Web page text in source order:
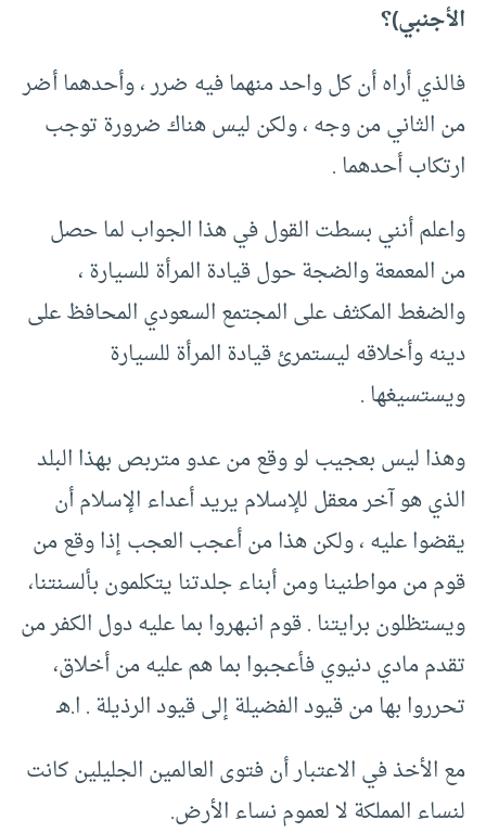
الأجنبي)؟
فالذي أراه أن كل واحد منهما فيه ضرر ، وأحدهما أضر
من الثاني من وجه ، ولكن ليس هناك ضرورة توجب
ارتكاب أحدهما .
واعلم أنني بسطت القول في هذا الجواب لما حصل
من المعمعة والضجة حول قيادة المرأة للسيارة ،
والضغط المكثف على المجتمع السعودي المحافظ على
دينه وأخلاقه ليستمرئ قيادة المرأة للسيارة
ويستسيغها .
وهذا ليس بعجيب لو وقع من عدو متربص بهذا البلد
الذي هو آخر معقل للإسلام يريد أعداء الإسلام أن
يقضوا عليه ، ولكن هذا من أعجب العجب إذا وقع من
قوم من مواطنينا ومن أبناء جلدتنا يتكلمون بألسنتنا،
ويستظلون برايتنا . قوم انبهروا بما عليه دول الكفر من
تقدم مادي دنيوي فأعجبوا بما هم عليه من أخلاق،
تحرروا بها من قيود الفضيلة إلى قيود الرذيلة . ا.هـ
مع الأخذ في الاعتبار أن فتوى العالمين الجليلين كانت
لنساء المملكة لا لعموم نساء الأرض.